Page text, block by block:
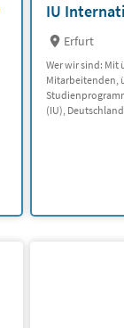
IU
Erfurt
Wer wir sind: Mit
Mitarbeitenden,
(IU),